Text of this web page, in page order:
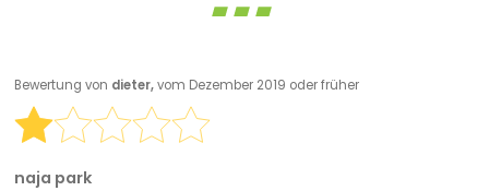
Bewertung von dieter,vom Dezember 2019 oder früher
naja park